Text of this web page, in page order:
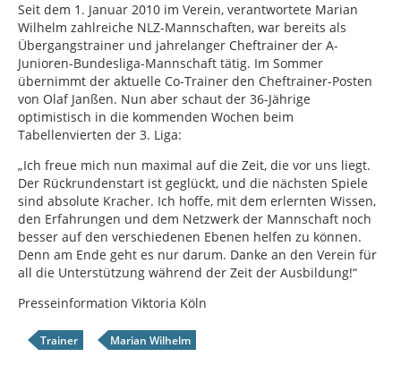
Seit dem 1. Januar 2010 im Verein, verantwortete Marian
Wilhelm zahlreiche NLZ-Mannschaften, war bereits als
Übergangstrainer und jahrelanger Cheftrainer der A-
Junioren-Bundesliga-Mannschaft tätig. Im Sommer
übernimmt der aktuelle Co-Trainer den Cheftrainer-Posten
von Olaf Janßen. Nun aber schaut der 36-Jährige
optimistisch in die kommenden Wochen beim
Tabellenvierten der 3. Liga:
„Ich freue mich nun maximal auf die Zeit, die vor uns liegt.
Der Rückrundenstart ist geglückt, und die nächsten Spiele
sind absolute Kracher. Ich hoffe, mit dem erlernten Wissen,
den Erfahrungen und dem Netzwerk der Mannschaft noch
besser auf den verschiedenen Ebenen helfen zu können.
Denn am Ende geht es nur darum. Danke an den Verein für
all die Unterstützung während der Zeit der Ausbildung!“
Presseinformation Viktoria Köln
Trainer Marian Wilhelm